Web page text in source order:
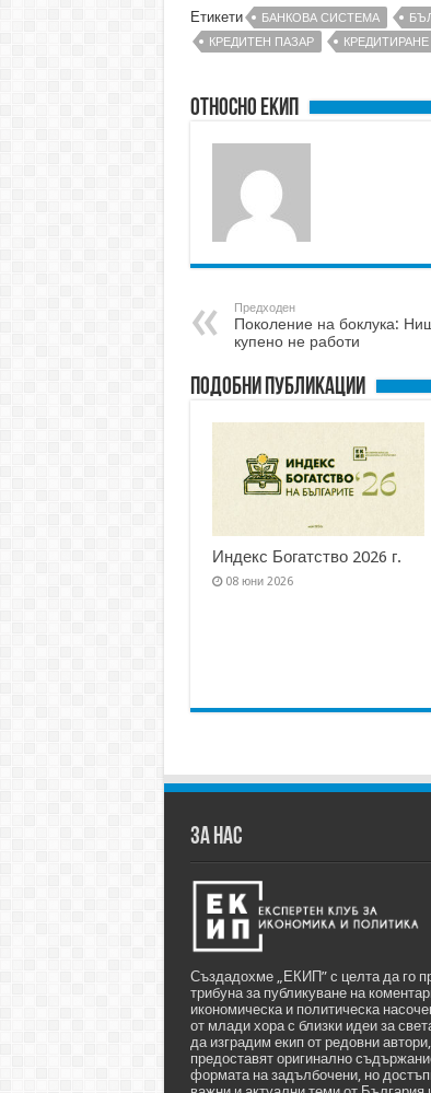
Етикети БАНКОВА СИСТЕМА
КРЕДИТЕН ПАЗАР
КРЕДИТИРАНЕ
Относно ЕКИП
Предходен
Поколение на боклука:
купено не работи
Подобни публикации
Индекс Богатство 2026 г.
08 юни 2026
ЗА НАС
Създадохме „ЕКИП” с целта да го
трибуна за публикуване на
икономическа и политическа
от млади хора с близки идеи за
да изградим екип от редовни
предоставят оригинално
формата на задълбочени, но